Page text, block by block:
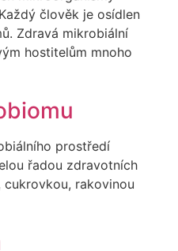
člověk je osídlen
Zdravá mikrobiální
hostitelům mnoho
prostředí
řadou zdravotních
cukrovkou, rakovinou